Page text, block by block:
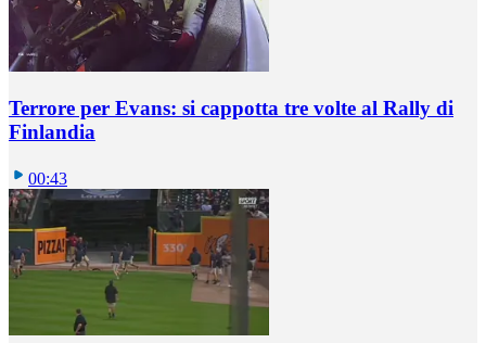
Terrore per Evans: si cappotta tre volte al Rally di
Finlandia
00:43